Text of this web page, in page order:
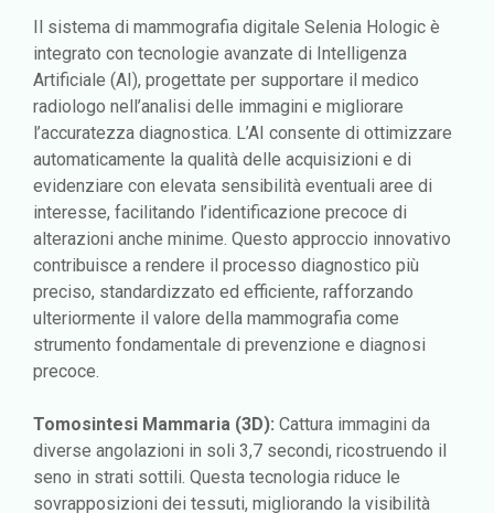
Il sistema di mammografia digitale Selenia Hologic è
integrato con tecnologie avanzate di Intelligenza
Artificiale (AI), progettate per supportare il medico
radiologo nell’analisi delle immagini e migliorare
l’accuratezza diagnostica. L’AI consente di ottimizzare
automaticamente la qualità delle acquisizioni e di
evidenziare con elevata sensibilità eventuali aree di
interesse, facilitando l’identificazione precoce di
alterazioni anche minime. Questo approccio innovativo
contribuisce a rendere il processo diagnostico più
preciso, standardizzato ed efficiente, rafforzando
ulteriormente il valore della mammografia come
strumento fondamentale di prevenzione e diagnosi
precoce.
Tomosintesi Mammaria (3D): Cattura immagini da
diverse angolazioni in soli 3,7 secondi, ricostruendo il
seno in strati sottili. Questa tecnologia riduce le
sovrapposizioni dei tessuti, migliorando la visibilità